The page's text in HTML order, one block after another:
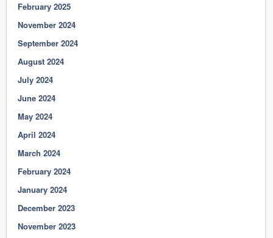
February 2025
November 2024
September 2024
August 2024
July 2024
June 2024
May 2024
April 2024
March 2024
February 2024
January 2024
December 2023
November 2023